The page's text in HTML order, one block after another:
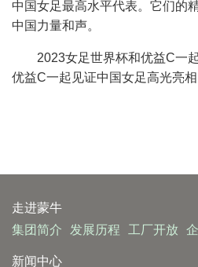
中国女足最高水平代表。它们的
中国力量和声。
2023女足世界杯和优益C一
优益C一起见证中国女足高光亮相
走进蒙牛
集团简介
发展历程 工厂开放
新闻中心